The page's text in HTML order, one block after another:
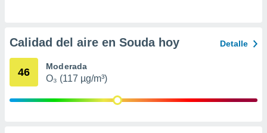
momento
en
Calidad del aire en Souda hoy Detalle
46 Moderada
O₃ (117 µg/m³)